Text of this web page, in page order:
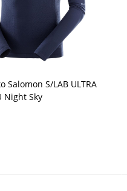
Salomon S/LAB ULTRA
Night Sky